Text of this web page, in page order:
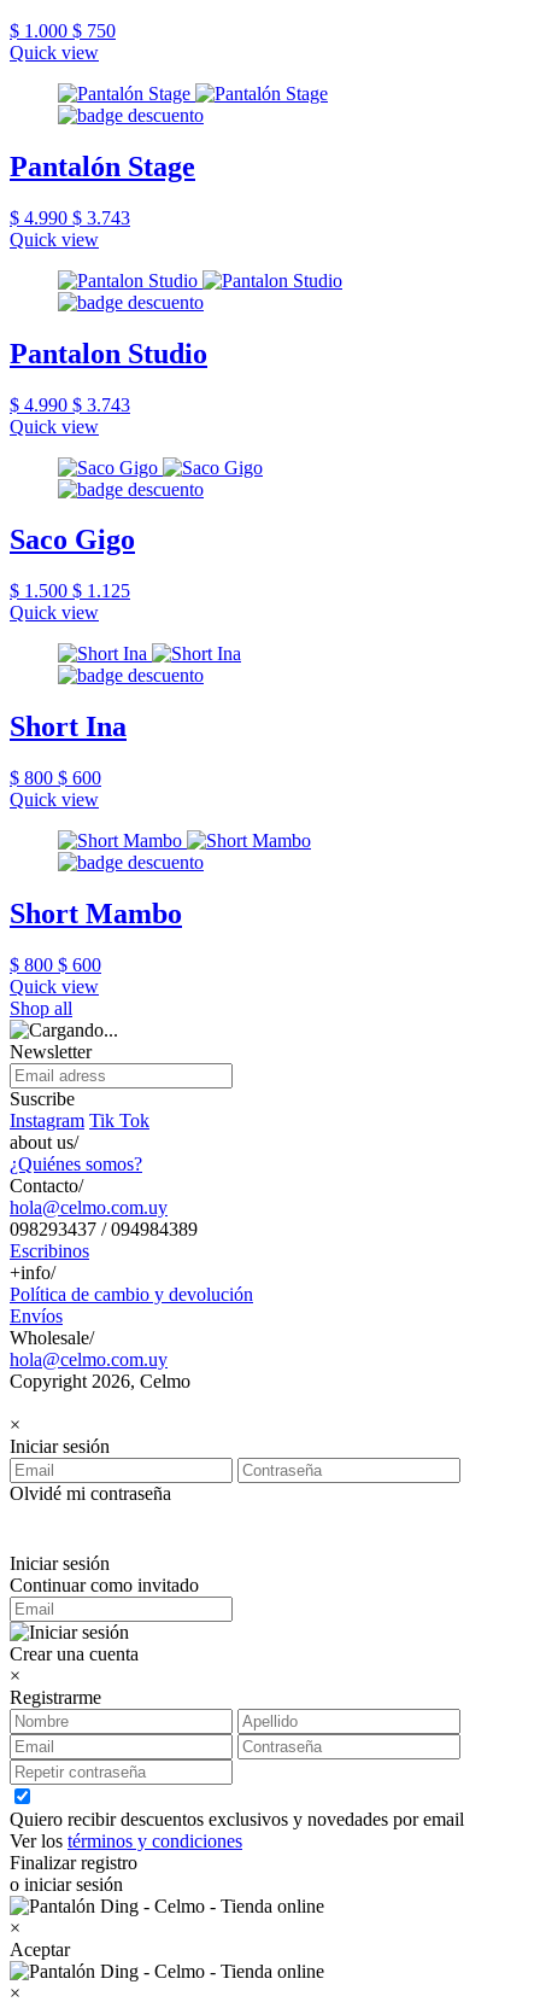
$ 1.000 $ 750
Quick view
Pantalón Stage
$ 4.990 $ 3.743
Quick view
Pantalon Studio
$ 4.990 $ 3.743
Quick view
Saco Gigo
$ 1.500 $ 1.125
Quick view
Short Ina
$ 800 $ 600
Quick view
Short Mambo
$ 800 $ 600
Quick view
Shop all
Newsletter
Suscribe
Instagram Tik Tok
about us/
¿Quiénes somos?
Contacto/
hola@celmo.com.uy
098293437 / 094984389
Escribinos
+info/
Política de cambio y devolución
Envíos
Wholesale/
hola@celmo.com.uy
Copyright 2026, Celmo
×
Iniciar sesión
Olvidé mi contraseña
Iniciar sesión
Continuar como invitado
Crear una cuenta
×
Registrarme
Quiero recibir descuentos exclusivos y novedades por email
Ver los términos y condiciones
Finalizar registro
o iniciar sesión
×
Aceptar
×